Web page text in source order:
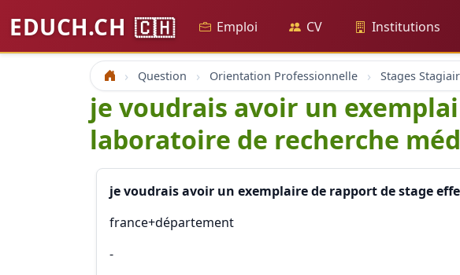
EDUCH.CH 🇨🇭 Emploi CV Institutions
Accueil Question Orientation Professionnelle Stages
je voudrais avoir un
laboratoire de recherche
je voudrais avoir un exemplaire de rapport de stage
france+département
-